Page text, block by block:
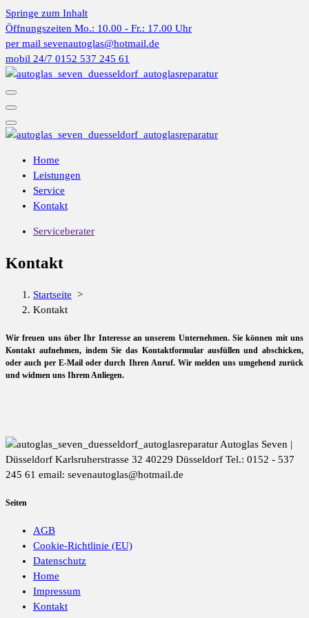
Springe zum Inhalt
Öffnungszeiten Mo.: 10.00 - Fr.: 17.00 Uhr
per mail sevenautoglas@hotmail.de
mobil 24/7 0152 537 245 61
Home
Leistungen
Service
Kontakt
Serviceberater
Kontakt
Startseite >
Kontakt
Wir freuen uns über Ihr Interesse an unserem Unternehmen. Sie können mit uns
Kontakt aufnehmen, indem Sie das Kontaktformular ausfüllen und abschicken,
oder auch per E-Mail oder durch Ihren Anruf. Wir melden uns umgehend zurück
und widmen uns Ihrem Anliegen.
Autoglas Seven |
Düsseldorf Karlsruherstrasse 32 40229 Düsseldorf Tel.: 0152 - 537
245 61 email: sevenautoglas@hotmail.de
Seiten
AGB
Cookie-Richtlinie (EU)
Datenschutz
Home
Impressum
Kontakt